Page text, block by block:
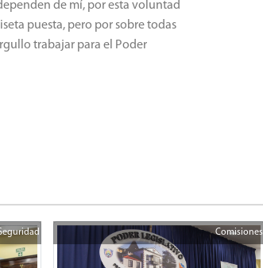
de mí, por esta voluntad
puesta, pero por sobre todas
trabajar para el Poder
Comisiones